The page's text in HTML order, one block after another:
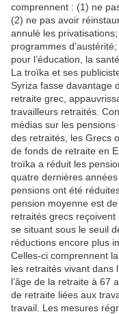
comprennent : (1) ne
(2) ne pas avoir
annulé les
programmes
pour l’éducation, la
La troïka et ses
Syriza fasse davantage
retraite grec,
travailleurs retraités.
médias sur les
des retraités, les Grecs
de fonds de retraite en
troïka a réduit les
quatre dernières
pensions ont été
pension moyenne est
retraités grecs
se situant sous le seuil
réductions encore plus
Celles-ci comprennent
les retraités vivant dans
l’âge de la retraite à 67
de retraite liées aux
travail. Les mesures